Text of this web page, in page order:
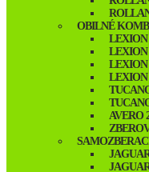
OBILNÉ
LEXION
LEXION
LEXION
LEXION
AVERO